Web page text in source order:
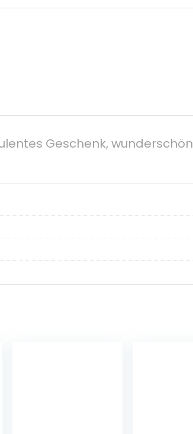
Geschenk, wunderschön